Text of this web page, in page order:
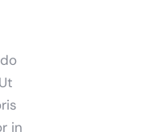
in